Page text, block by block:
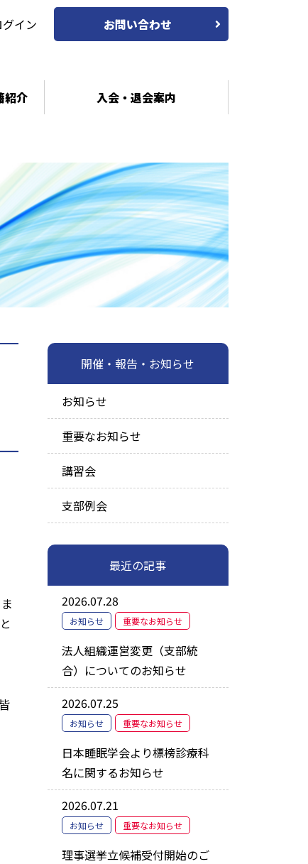
イン お問い合わせ
紹介 入会・退会案内
開催・報告・お知らせ
お知らせ
重要なお知らせ
講習会
支部例会
最近の記事
2026.07.28
お知らせ 重要なお知らせ
法人組織運営変更（支部統
合）についてのお知らせ
2026.07.25
お知らせ 重要なお知らせ
日本睡眠学会より標榜診療科
名に関するお知らせ
2026.07.21
お知らせ 重要なお知らせ
理事選挙立候補受付開始のご